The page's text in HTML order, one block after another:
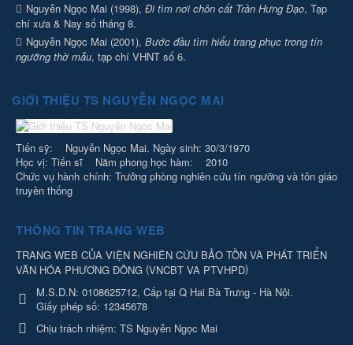
Nguyễn Ngọc Mai (1998), Đi tìm nơi chôn cất Trần Hưng Đạo, Tạp
chí xưa & Nay số tháng 8.
Nguyễn Ngọc Mai (2001), Bước đầu tìm hiểu trang phục trong tín
ngưỡng thờ mẫu, tạp chí VHNT số 6.
GIỚI THIỆU TS NGUYỄN NGỌC MAI
Tiến sỹ: Nguyễn Ngọc Mai. Ngày sinh: 30/3/1970
Học vị: Tiến sĩ Năm phong học hàm: 2010
Chức vụ hành chính: Trưởng phòng nghiên cứu tín ngưỡng và tôn giáo
truyền thống
THÔNG TIN TRANG WEB
TRANG WEB CỦA VIỆN NGHIÊN CỨU BẢO TỒN VÀ PHÁT TRIỂN
VĂN HÓA PHƯƠNG ĐÔNG (VNCBT VA PTVHPD)
M.S.D.N: 0108625712, Cấp tại Q Hai Bà Trưng - Hà Nội.
Giấy phép số: 12345678
Chịu trách nhiệm: TS Nguyễn Ngọc Mai